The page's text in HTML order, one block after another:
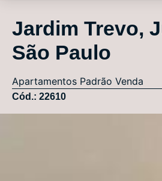
Jardim Trevo,
São Paulo
Apartamentos Padrão Venda
Cód.: 22610